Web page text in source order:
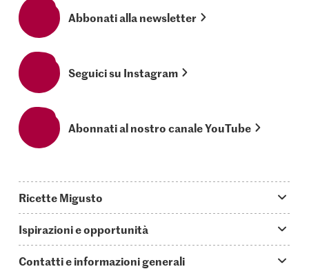
Abbonati alla newsletter
Seguici su Instagram
Abonnati al nostro canale YouTube
Ricette Migusto
Oggi cucino
Ispirazioni e opportunità
Contatti e informazioni generali